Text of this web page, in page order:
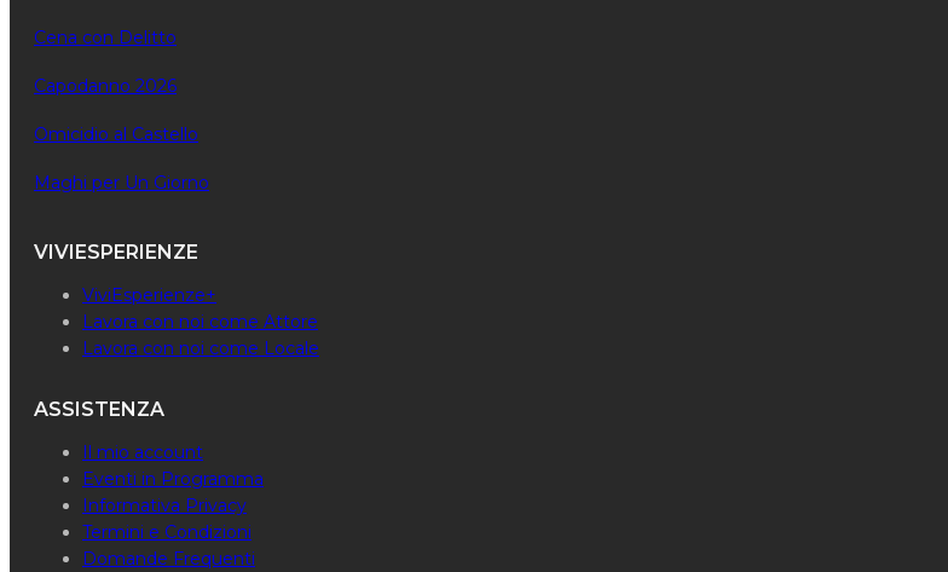
Cena con Delitto
Capodanno 2026
Omicidio al Castello
Maghi per Un Giorno
VIVIESPERIENZE
ViviEsperienze+
Lavora con noi come Attore
Lavora con noi come Locale
ASSISTENZA
Il mio account
Eventi in Programma
Informativa Privacy
Termini e Condizioni
Domande Frequenti